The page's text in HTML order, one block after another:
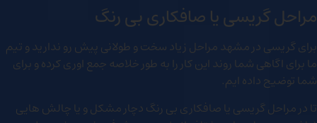
مراحل گریسی یا صافکاری بی رنگ
برای گریسی در مشهد مراحل زیاد سخت و طولانی پیش رو ندارید و تیم
ما برای اگاهی شما روند این کار را به طور خلاصه جمع اوری کرده و برای
شما توضیح داده ایم.
تا در مراحل گریسی یا صافکاری بی رنگ دچار مشکل و یا چالش هایی